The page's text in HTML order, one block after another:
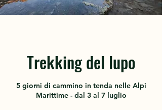
Trekking del lupo
5 giorni di cammino in tenda nelle Alpi
Marittime - dal 3 al 7 luglio